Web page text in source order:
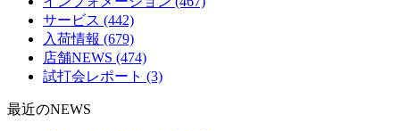
サービス (442)
入荷情報 (679)
店舗NEWS (474)
試打会レポート (3)
最近のNEWS